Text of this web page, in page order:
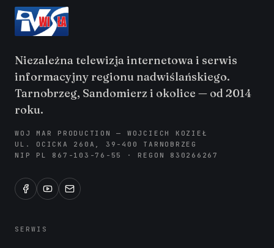
Niezależna telewizja internetowa i serwis
informacyjny regionu nadwiślańskiego.
Tarnobrzeg, Sandomierz i okolice — od 2014
roku.
WOJ MAR PRODUCTION — WOJCIECH KOZIEŁ
UL. OCICKA 260A, 39-400 TARNOBRZEG
NIP PL 867-103-76-55 · REGON 830266267
SERWIS